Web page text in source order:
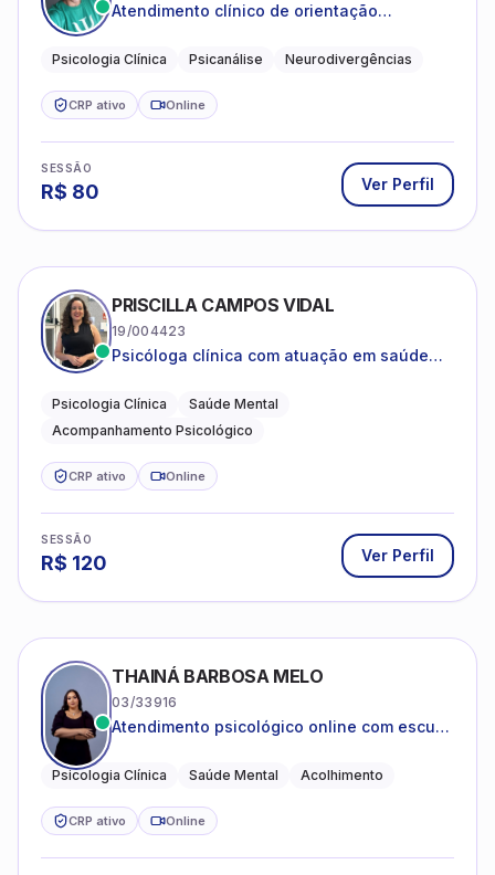
Atendimento clínico de orientação
crianças neurotípicas
Psicologia Clínica Psicanálise Neurodivergências
CRP ativo Online
SESSÃO
R$ 80 Ver Perfil
PRISCILLA CAMPOS VIDAL
19/004423
Psicóloga clínica com atuação em saúde
Psicologia Clínica
Saúde Mental
Acompanhamento Psicológico
CRP ativo Online
SESSÃO
R$ 120 Ver Perfil
THAINÁ BARBOSA MELO
03/33916
Atendimento psicológico online com escuta
emocional
Psicologia Clínica Saúde Mental Acolhimento
CRP ativo Online